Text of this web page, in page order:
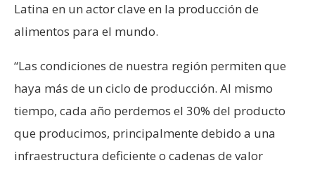
Latina en un actor clave en la producción de
alimentos para el mundo.
“Las condiciones de nuestra región permiten que
haya más de un ciclo de producción. Al mismo
tiempo, cada año perdemos el 30% del producto
que producimos, principalmente debido a una
infraestructura deficiente o cadenas de valor